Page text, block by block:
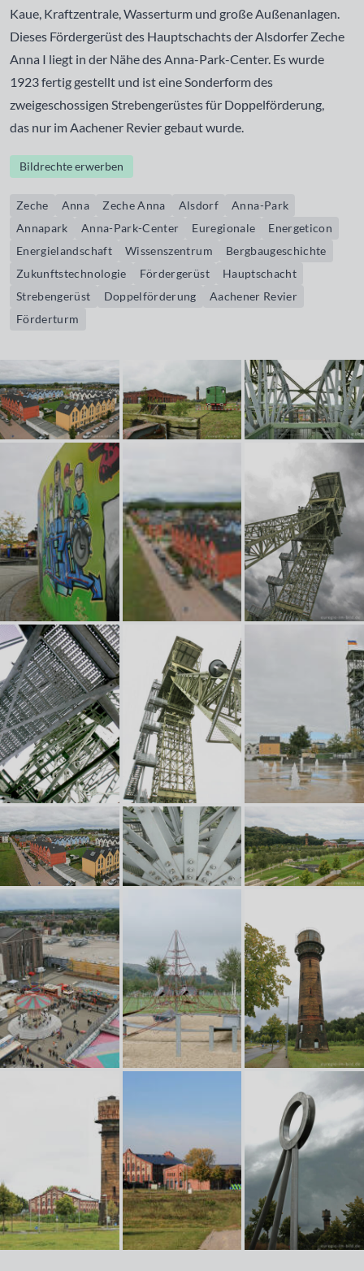
Kaue, Kraftzentrale, Wasserturm und große Außenanlagen.
Dieses Fördergerüst des Hauptschachts der Alsdorfer Zeche
Anna I liegt in der Nähe des Anna-Park-Center. Es wurde
1923 fertig gestellt und ist eine Sonderform des
zweigeschossigen Strebengerüstes für Doppelförderung,
das nur im Aachener Revier gebaut wurde.
Bildrechte erwerben
Zeche Anna Zeche Anna Alsdorf
Anna-Park
Annapark
Anna-Park-Center Euregionale
Energeticon
Energielandschaft
Wissenszentrum
Bergbaugeschichte
Zukunftstechnologie
Fördergerüst
Hauptschacht
Strebengerüst
Doppelförderung
Aachener Revier
Förderturm